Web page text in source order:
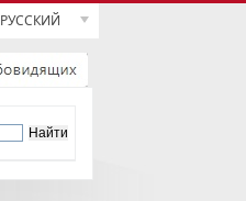
РУССКИЙ